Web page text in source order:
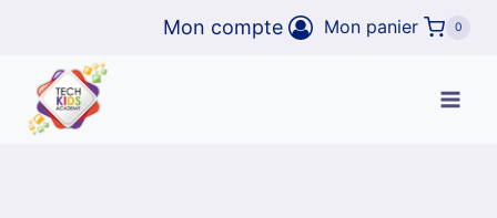
contenu
Mon compte Mon panier 0